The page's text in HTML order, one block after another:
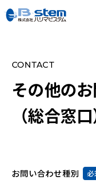
CONTACT
その他の
（総合窓口
お問い合わせ種別 必